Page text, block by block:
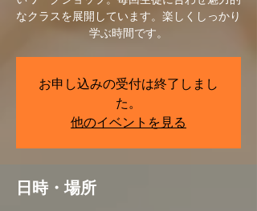
なクラスを展開しています。楽しくしっかり
学ぶ時間です。
お申し込みの受付は終了しまし
た。
他のイベントを見る
日時・場所